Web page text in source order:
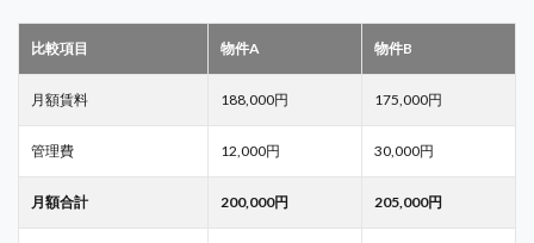
比較項目 物件A 物件B
月額賃料 188,000円 175,000円
管理費 12,000円 30,000円
月額合計 200,000円 205,000円